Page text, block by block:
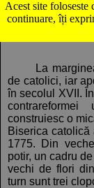
Acest site foloseste
continuare, îți
La
de catolici, iar
în secolul XVII.
construiesc o
Biserica
1775. Din
potir, un cadru
vechi de flori
turn sunt trei